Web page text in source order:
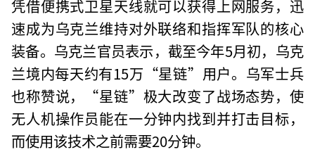
凭借便携式卫星天线就可以获得上网服务，迅
速成为乌克兰维持对外联络和指挥军队的核心
装备。乌克兰官员表示，截至今年5月初，乌克
兰境内每天约有15万“星链”用户。乌军士兵
也称赞说，“星链”极大改变了战场态势，使
无人机操作员能在一分钟内找到并打击目标，
而使用该技术之前需要20分钟。